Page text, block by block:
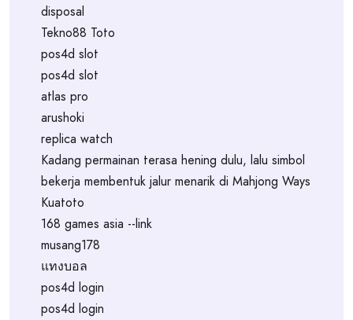
disposal
Tekno88 Toto
pos4d slot
pos4d slot
atlas pro
arushoki
replica watch
Kadang permainan terasa hening dulu, lalu simbol
bekerja membentuk jalur menarik di Mahjong Ways
Kuatoto
168 games asia --link
musang178
แทงบอล
pos4d login
pos4d login